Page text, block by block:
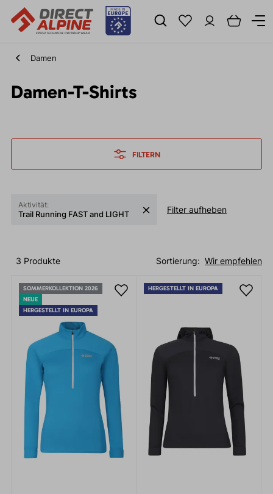
Damen
Damen-T-Shirts
FILTERN
Aktivität:
Trail Running FAST and LIGHT Filter aufheben
Wir empfehlen
Sortierung:
3 Produkte
SOMMERKOLLEKTION 2026
NEUE
HERGESTELLT IN EUROPA
HERGESTELLT IN EUROPA